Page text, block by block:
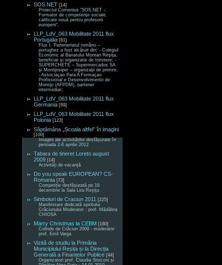
SOS NET [14]
Proiectul Comenius “SOS.NET –
Formator de competenţe sociale,
calificare nouă pentru profesorii
europeni“.
LLP_LdV_063 Mobilitate 2011 flux
Portugalia [81]
Flux I. Parteneriatul româno –
portughez a fost alcătuit din: - Colegiul
Economic al Banatului Montan Reşiţa,
beneficiar şi organizatie de trimitere; -
SUPERCHETE – Supermercados SA
şi Montijosiper – organizaţii de primire.
- Associaçao Para A Formaçao
Profissional e Desenvolvimento de
Montijo (AFPDM), partener
intermediar;
LLP_LdV_063 Mobilitate 2011 flux
Germania [89]
LLP_LdV_063 Mobilitate 2011 flux
Polonia [123]
Săptămâna „Școala altfel” în imagini
[100]
Imagini ale activităților desfășurate în
perioada 2-6 aprilie 2012
Tabara de tineret Loreto august
2009 [14]
Activități de vacanță
Do you speak EUROPEAN? CS-
Romania [73]
Competiție desfășurată pe 16
decembrie la Sala Lira Reșița
Simboluri de Craciun 2011 [225]
Manifestare dedicată spiritului
Crăciunului Moderator : prof. Mădălina
CHIOSA
Marry Christmas la CEBM [160]
Colinde de Crăciun 2009 - moderator
prof. Emil Varga
Vizită de studiu la Primăria
Municipiului Reșița și la Direcția
Generală a Finanțelor Publice [44]
Organizatori prof. Claudia Stoiconi și